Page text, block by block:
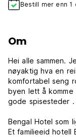
Bestill mer enn
Om
Hei alle sammen.
nøyaktig hva en
komfortabel seng
byen lett å
gode spisesteder .
Bengal Hotel som
Et familieeid hotell